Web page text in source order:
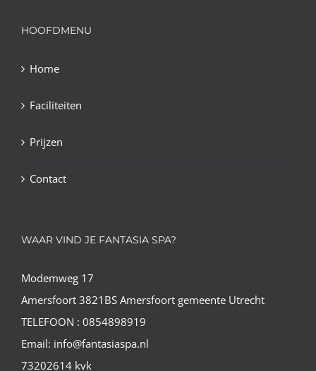
HOOFDMENU
Home
Faciliteiten
Prijzen
Contact
WAAR VIND JE FANTASIA SPA?
Modemweg 17
Amersfoort 3821BS Amersfoort gemeente Utrecht
TELEFOON : 0854898919
Email: info@fantasiaspa.nl
73202614 kvk